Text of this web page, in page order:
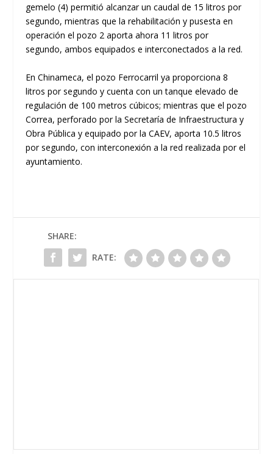
gemelo (4) permitió alcanzar un caudal de 15 litros por
segundo, mientras que la rehabilitación y pusesta en
operación el pozo 2 aporta ahora 11 litros por
segundo, ambos equipados e interconectados a la red.
En Chinameca, el pozo Ferrocarril ya proporciona 8
litros por segundo y cuenta con un tanque elevado de
regulación de 100 metros cúbicos; mientras que el pozo
Correa, perforado por la Secretaría de Infraestructura y
Obra Pública y equipado por la CAEV, aporta 10.5 litros
por segundo, con interconexión a la red realizada por el
ayuntamiento.
SHARE:
RATE: